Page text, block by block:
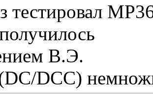
тестировал
В.Э.
DCC)